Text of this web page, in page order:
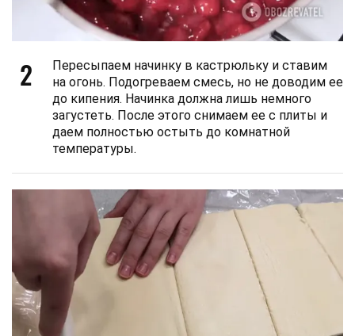
2
Пересыпаем начинку в кастрюльку и ставим
на огонь. Подогреваем смесь, но не доводим ее
до кипения. Начинка должна лишь немного
загустеть. После этого снимаем ее с плиты и
даем полностью остыть до комнатной
температуры.